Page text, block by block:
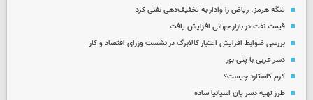
تنگه هرمز، ریاض را وادار به تخفیف‌دهی نفتی کرد
قیمت نفت در بازار جهانی افزایش یافت
بررسی ضوابط افزایش اعتبار کالابرگ در نشست وزرای اقتصاد و کار
دسر عربی با پتی بور
کرم کاستارد چیست؟
طرز تهیه دسر پان اسپانیا ساده